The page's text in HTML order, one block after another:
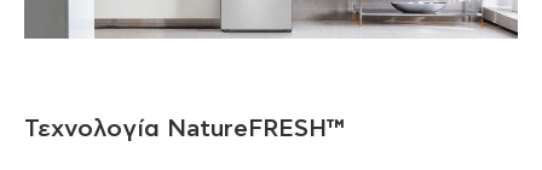
Τεχνολογία NatureFRESH™